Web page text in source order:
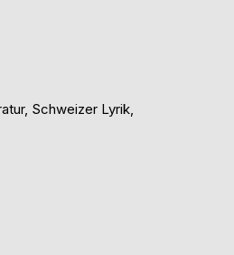
Schweizer Lyrik,